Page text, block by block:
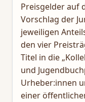
Preisgelder auf
Vorschlag der
jeweiligen
den vier
Titel in die
und
Urheber:innen
einer